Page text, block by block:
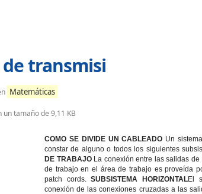
transmisi
Matemáticas
un tamaño de 9,11 KB
COMO SE DIVIDE UN CABLEADO Un
constar de alguno o todos los siguientes
DE TRABAJO La conexión entre las salidas de
de trabajo en el área de trabajo es proveída
patch cords.SUBSISTEMA HORIZONTALEl
conexión de las conexiones cruzadas a las